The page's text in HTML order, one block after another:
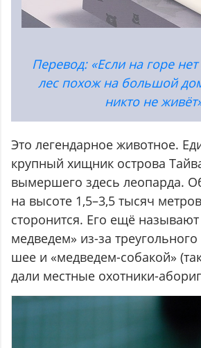
Перевод: «Если на горе
лес похож на большой
никто не
Это легендарное животное.
крупный хищник острова
вымершего здесь леопарда.
на высоте 1,5–3,5 тысяч
сторонится. Его ещё
медведем» из-за
шее и «медведем-собакой»
дали местные охотники-